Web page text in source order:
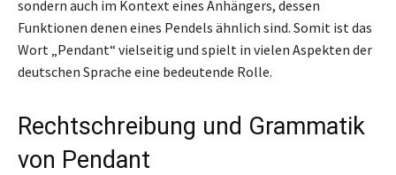
sondern auch im Kontext eines Anhängers, dessen
Funktionen denen eines Pendels ähnlich sind. Somit ist das
Wort „Pendant“ vielseitig und spielt in vielen Aspekten der
deutschen Sprache eine bedeutende Rolle.
Rechtschreibung und Grammatik
von Pendant